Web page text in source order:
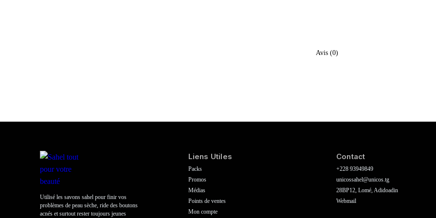
Avis (0)
Utilisé les savons sahel pour finir vos
problèmes de peau sèche, ride des boutons
acnés et surtout rester toujours jeunes
Liens Utiles
Packs
Promos
Médias
Points de ventes
Mon compte
Contact
+228 93949849
unicossahel@unicos.tg
28BP12, Lomé, Adidoadin
Webmail